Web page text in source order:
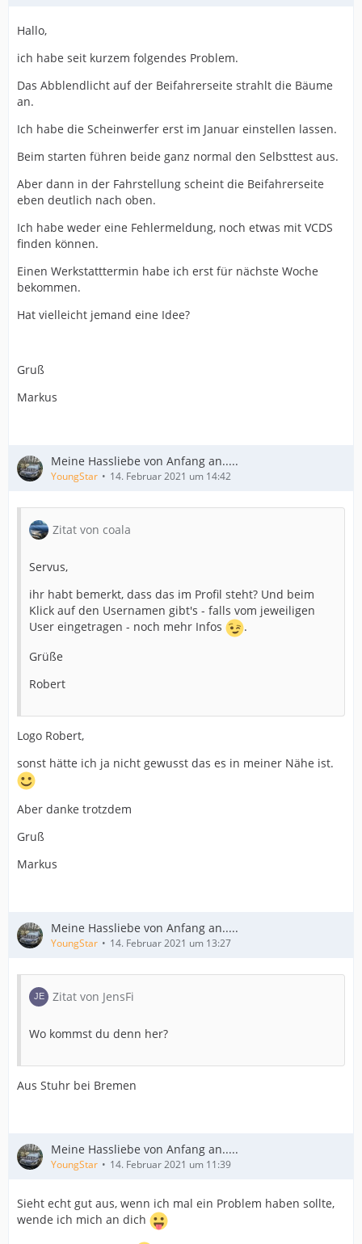
Hallo,
ich habe seit kurzem folgendes Problem.
Das Abblendlicht auf der Beifahrerseite strahlt die Bäume
an.
Ich habe die Scheinwerfer erst im Januar einstellen lassen.
Beim starten führen beide ganz normal den Selbsttest aus.
Aber dann in der Fahrstellung scheint die Beifahrerseite
eben deutlich nach oben.
Ich habe weder eine Fehlermeldung, noch etwas mit VCDS
finden können.
Einen Werkstatttermin habe ich erst für nächste Woche
bekommen.
Hat vielleicht jemand eine Idee?
Gruß
Markus
Meine Hassliebe von Anfang an.....
YoungStar 14. Februar 2021 um 14:42
Zitat von coala
Servus,
ihr habt bemerkt, dass das im Profil steht? Und beim
Klick auf den Usernamen gibt's - falls vom jeweiligen
User eingetragen - noch mehr Infos
.
Grüße
Robert
Logo Robert,
sonst hätte ich ja nicht gewusst das es in meiner Nähe ist.
Aber danke trotzdem
Gruß
Markus
Meine Hassliebe von Anfang an.....
YoungStar 14. Februar 2021 um 13:27
Zitat von JensFi
Wo kommst du denn her?
Aus Stuhr bei Bremen
Meine Hassliebe von Anfang an.....
YoungStar 14. Februar 2021 um 11:39
Sieht echt gut aus, wenn ich mal ein Problem haben sollte,
wende ich mich an dich